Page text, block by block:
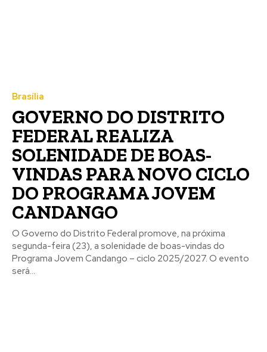
Brasília
GOVERNO DO DISTRITO
FEDERAL REALIZA
SOLENIDADE DE BOAS-
VINDAS PARA NOVO CICLO
DO PROGRAMA JOVEM
CANDANGO
O Governo do Distrito Federal promove, na próxima
segunda-feira (23), a solenidade de boas-vindas do
Programa Jovem Candango – ciclo 2025/2027. O evento
será...